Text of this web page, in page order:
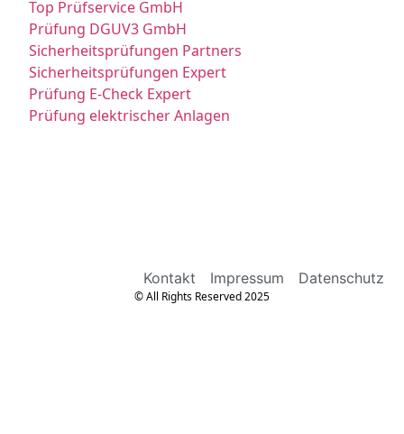
Top Prüfservice GmbH
Prüfung DGUV3 GmbH
Sicherheitsprüfungen Partners
Sicherheitsprüfungen Expert
Prüfung E-Check Expert
Prüfung elektrischer Anlagen
Kontakt Impressum Datenschutz
© All Rights Reserved 2025